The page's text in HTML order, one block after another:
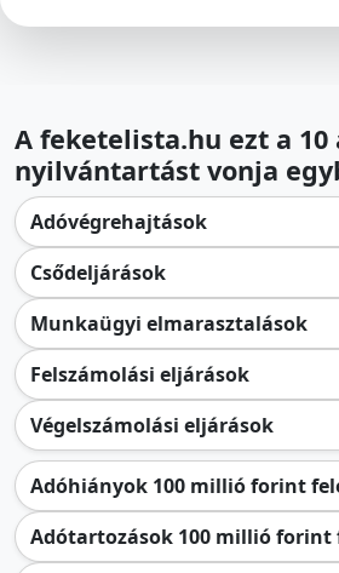
A feketelista.hu ezt a 10
nyilvántartást vonja
Adóvégrehajtások
Csődeljárások
Munkaügyi elmarasztalások
Felszámolási eljárások
Végelszámolási eljárások
Adóhiányok 100 millió forint
Adótartozások 100 millió forint